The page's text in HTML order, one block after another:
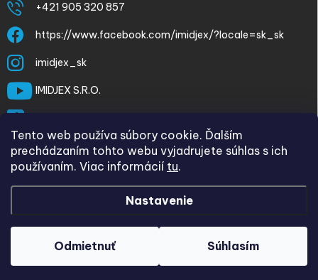
Tento web používa súbory cookie. Ďalším
prechádzaním tohto webu vyjadrujete súhlas s ich
používaním. Viac informácií tu.
Nastavenie
Odmietnuť Súhlasím
+421 905 320 857
https://www.facebook.com/imidjex/?locale=sk_sk
imidjex_sk
IMIDJEX S.R.O.
Vytvoril Shoptet
Copyright 2026imidjex.sk. Všetky práva vyhradené.Upraviť
nastavenie cookies